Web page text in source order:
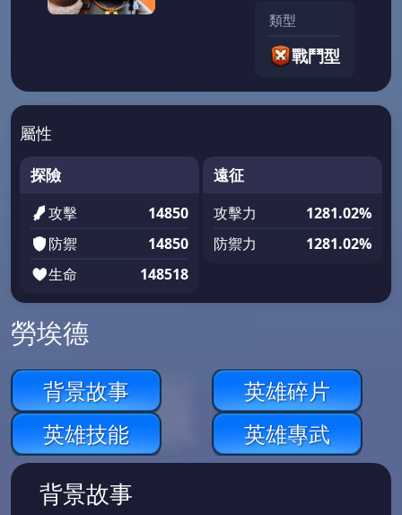
類型
戰鬥型
屬性
探險
攻擊
14850
防禦
14850
生命
148518
遠征
攻擊力
1281.02%
防禦力
1281.02%
勞埃德
背景故事
英雄碎片
英雄技能
英雄專武
背景故事